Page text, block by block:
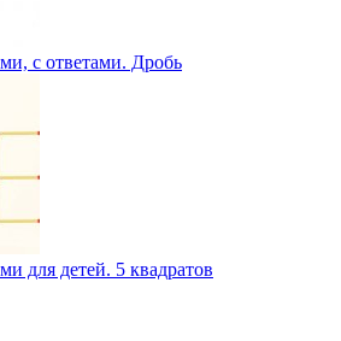
с ответами. Дробь
для детей. 5 квадратов